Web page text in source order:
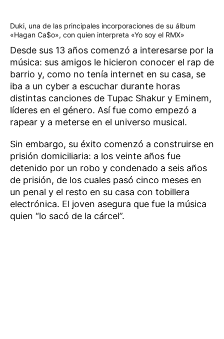
Duki, una de las principales incorporaciones de su álbum
«Hagan Ca$o», con quien interpreta «Yo soy el RMX»
Desde sus 13 años comenzó a interesarse por la
música: sus amigos le hicieron conocer el rap de
barrio y, como no tenía internet en su casa, se
iba a un cyber a escuchar durante horas
distintas canciones de Tupac Shakur y Eminem,
líderes en el género. Así fue como empezó a
rapear y a meterse en el universo musical.
Sin embargo, su éxito comenzó a construirse en
prisión domiciliaria: a los veinte años fue
detenido por un robo y condenado a seis años
de prisión, de los cuales pasó cinco meses en
un penal y el resto en su casa con tobillera
electrónica. El joven asegura que fue la música
quien “lo sacó de la cárcel”.